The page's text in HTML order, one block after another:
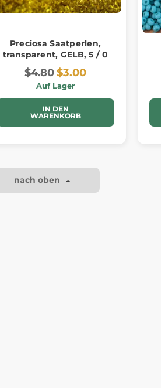
Preciosa Saatperlen,
transparent, GELB, 5 / 0
$4.80 $3.00
Auf Lager
IN DEN
WARENKORB
nach oben